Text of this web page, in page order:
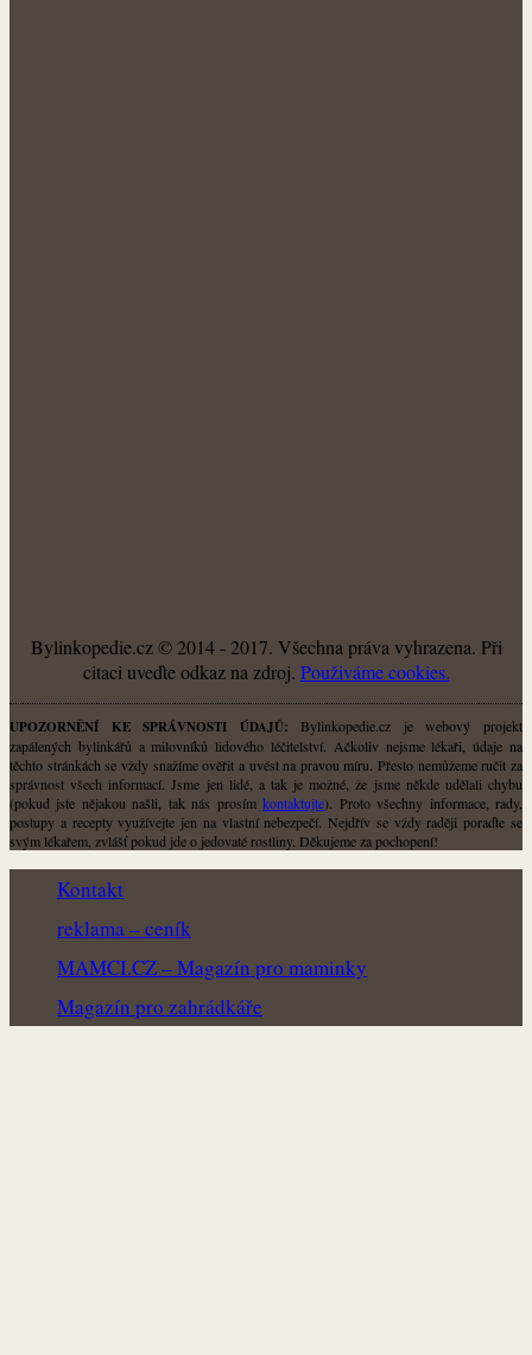
Bylinkopedie.cz © 2014 - 2017. Všechna práva vyhrazena. Při
citaci uveďte odkaz na zdroj. Použiváme cookies.
UPOZORNĚNÍ KE SPRÁVNOSTI ÚDAJŮ: Bylinkopedie.cz je webový projekt
zapálených bylinkářů a milovníků lidového léčitelství. Ačkoliv nejsme lékaři, údaje na
těchto stránkách se vždy snažíme ověřit a uvést na pravou míru. Přesto nemůžeme ručit za
správnost všech informací. Jsme jen lidé, a tak je možné, že jsme někde udělali chybu
(pokud jste nějakou našli, tak nás prosímkontaktujte). Proto všechny informace, rady,
postupy a recepty využívejte jen na vlastní nebezpečí. Nejdřív se vždy raději poraďte se
svým lékařem, zvlášť pokud jde o jedovaté rostliny. Děkujeme za pochopení!
Kontakt
reklama – ceník
MAMCI.CZ – Magazín pro maminky
Magazín pro zahrádkáře